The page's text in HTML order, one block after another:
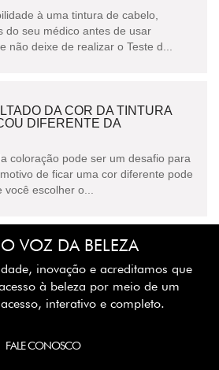
à uma tintura de cabelo,
do seu médico antes de usar
não deixe de realizar o Teste d...
DA COR DA TINTURA
DIFERENTE DA
coloração pode ser um desafio para
de ficar uma cor diferente pode
escolher o...
VOZ DA BELEZA
inovação e acreditamos que
à beleza por meio de um
interativo e completo.
FALE CONOSCO